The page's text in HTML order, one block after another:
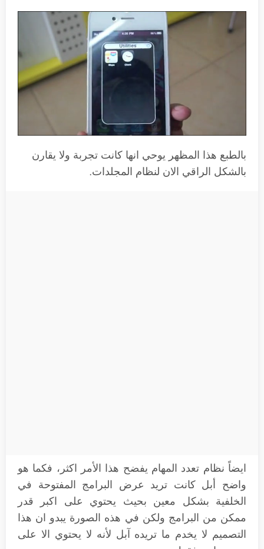
بالطبع هذا المظهر يوحي انها كانت تجربة ولا يقارن
بالشكل الراقي الان لنظام المجلدات.
ايضاً نظام تعدد المهام يفضح هذا الأمر اكثر، فكما هو
واضح أبل كانت تريد عرض البرامج المفتوحة في
الخلفية بشكل معين بحيث يحتوي على اكبر قدر
ممكن من البرامج ولكن في هذه الصورة يبدو ان هذا
التصميم لا يخدم ما تريده آبل لأنه لا يحتوي الا على